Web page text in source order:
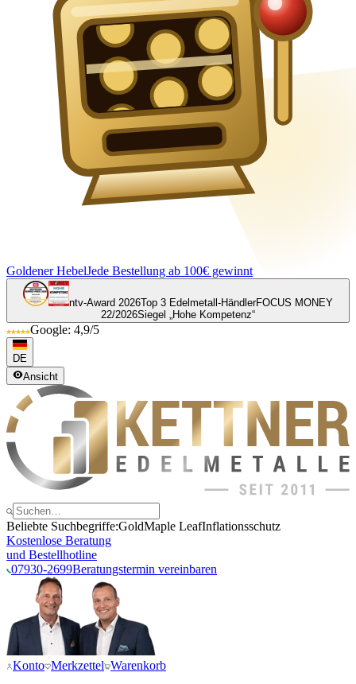
Goldener HebelJede Bestellung ab 100€ gewinnt
ntv-Award 2026Top 3 Edelmetall-HändlerFOCUS MONEY
22/2026Siegel „Hohe Kompetenz“
Google: 4,9/5
DE
Ansicht
Beliebte Suchbegriffe:GoldMaple LeafInflationsschutz
Kostenlose Beratung
und Bestellhotline
07930-2699Beratungstermin vereinbaren
Konto Merkzettel Warenkorb